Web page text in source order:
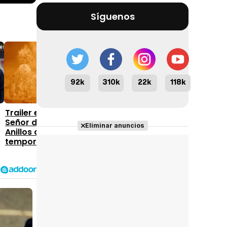
Trailer en espanol 'El
Señor de los Anillos: Los
Anillos de Poder':
temporada 3
'Linternas' (2026)
Síguenos
92k 310k 22k 118k
Eliminar anuncios